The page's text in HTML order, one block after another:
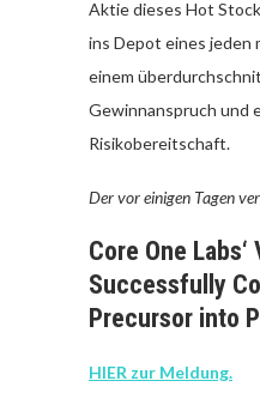
Aktie dieses Hot
ins Depot eines jeden
einem
Gewinnanspruch und
Risikobereitschaft.
Der vor einigen Tagen
Core One Labs‘
Successfully
Precursor into
HIER zur Meldung.